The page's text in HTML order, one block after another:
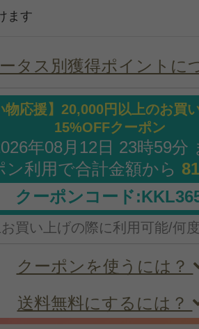
ます
タス別獲得ポイントに
物応援】20,000円以上のお買
15%OFFクーポン
年08月12日 23時59分
ン利用で合計金額から
クーポンコード
買い上げの際に利用可能/何
クーポンを使うには？
送料無料にするには？